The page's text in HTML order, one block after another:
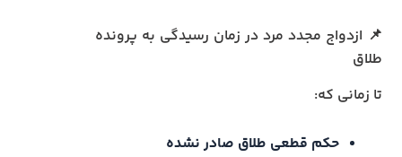
📌 ازدواج مجدد مرد در زمان رسیدگی به پرونده
طلاق
تا زمانی که:
حکم قطعی طلاق صادر نشده